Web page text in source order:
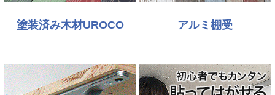
塗装済み木材UROCO アルミ棚受